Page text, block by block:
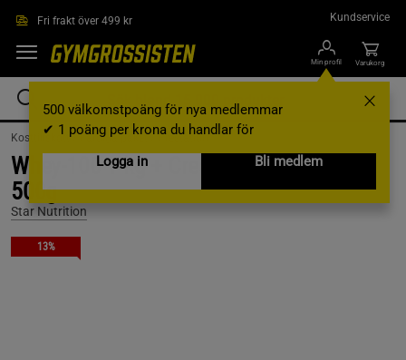
Fri frakt över 499 kr Kundservice
Min profil
500 välkomstpoäng för nya medlemmar
✔ 1 poäng per krona du handlar för
Logga in
Bli medlem
Varukorg
Kosttillskott /Färdiga paket / Prestation
Whey-100 1 kg + Creatine Monohydrate
500g
Star Nutrition
13%